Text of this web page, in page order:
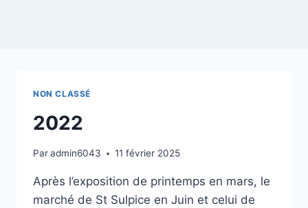
NON CLASSÉ
2022
Paradmin6043 11 février 2025
Après l’exposition de printemps en mars, le
marché de St Sulpice en Juin et celui de